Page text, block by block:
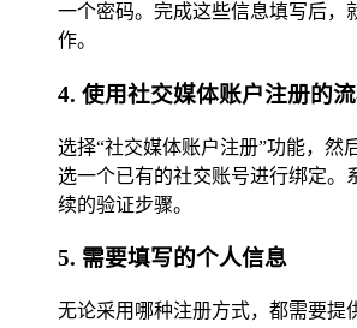
一个密码。完成这些信息填写后，
作。
4. 使用社交媒体账户注册的
选择“社交媒体账户注册”功能，然
选一个已有的社交账号进行绑定。
续的验证步骤。
5. 需要填写的个人信息
无论采用哪种注册方式，都需要提